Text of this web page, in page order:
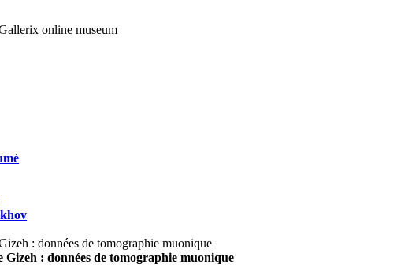
Gizeh : données de tomographie muonique